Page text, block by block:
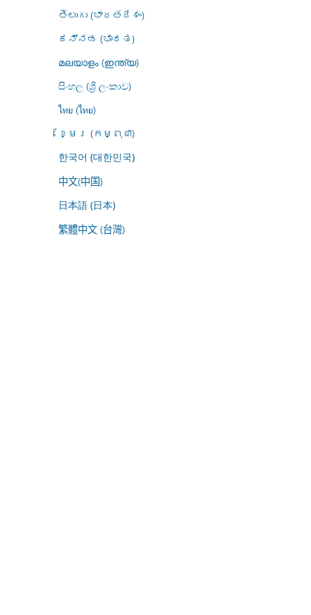
తెలుగు (భారతదేశం)
ಕನ್ನಡ (ಭಾರತ)
മലയാളം (ഇന്ത്യ)
සිංහල (ශ්‍රී ලංකාව)
ไทย (ไทย)
ខ្មែរ (កម្ពុជា)
한국어 (대한민국)
中文(中国)
日本語 (日本)
繁體中文 (台灣)